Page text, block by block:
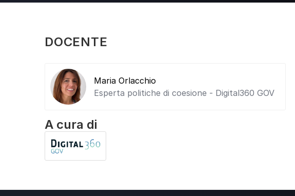
DOCENTE
Maria Orlacchio
Esperta politiche di coesione - Digital360 GOV
A cura di